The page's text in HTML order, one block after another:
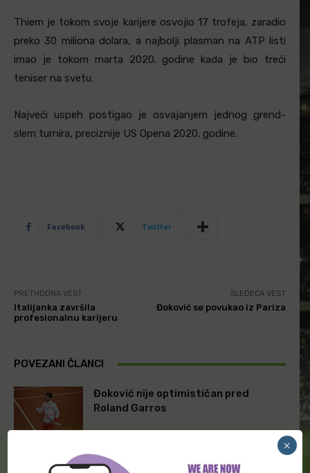
Thiem je tokom svoje karijere osvojio 17 trofeja, zaradio
preko 30 miliona dolara, a najbolji plasman na ATP listi
imao je tokom marta 2020. godine kada je bio treći
teniser na svetu.
Najveći uspeh postigao je osvajanjem jednog grend-
slem turnira, preciznije US Opena 2020. godine.
Facebook Twitter
PRETHODNA VEST
Italijanka završila
profesionalnu karijeru
SLEDEĆA VEST
Đoković se povukao iz Pariza
POVEZANI ČLANCI
Đoković nije optimističan pred
Roland Garros
Španac propušta Vimbldon!
×